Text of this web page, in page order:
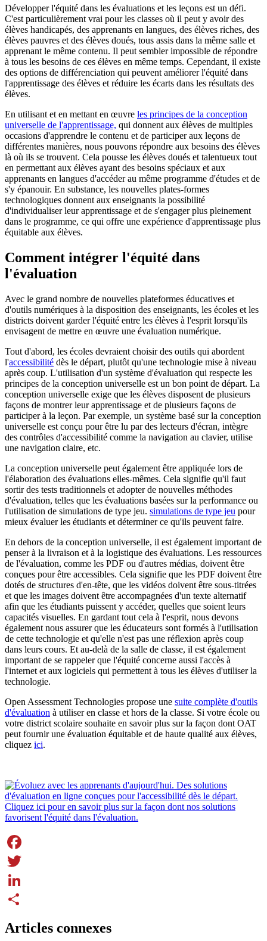
Développer l'équité dans les évaluations et les leçons est un défi.
C'est particulièrement vrai pour les classes où il peut y avoir des
élèves handicapés, des apprenants en langues, des élèves riches, des
élèves pauvres et des élèves doués, tous assis dans la même salle et
apprenant le même contenu. Il peut sembler impossible de répondre
à tous les besoins de ces élèves en même temps. Cependant, il existe
des options de différenciation qui peuvent améliorer l'équité dans
l'apprentissage des élèves et réduire les écarts dans les résultats des
élèves.
En utilisant et en mettant en œuvre les principes de la conception
universelle de l'apprentissage, qui donnent aux élèves de multiples
occasions d'apprendre le contenu et de participer aux leçons de
différentes manières, nous pouvons répondre aux besoins des élèves
là où ils se trouvent. Cela pousse les élèves doués et talentueux tout
en permettant aux élèves ayant des besoins spéciaux et aux
apprenants en langues d'accéder au même programme d'études et de
s'y épanouir. En substance, les nouvelles plates-formes
technologiques donnent aux enseignants la possibilité
d'individualiser leur apprentissage et de s'engager plus pleinement
dans le programme, ce qui offre une expérience d'apprentissage plus
équitable aux élèves.
Comment intégrer l'équité dans
l'évaluation
Avec le grand nombre de nouvelles plateformes éducatives et
d'outils numériques à la disposition des enseignants, les écoles et les
districts doivent garder l'équité entre les élèves à l'esprit lorsqu'ils
envisagent de mettre en œuvre une évaluation numérique.
Tout d'abord, les écoles devraient choisir des outils qui abordent
l'accessibilité dès le départ, plutôt qu'une technologie mise à niveau
après coup. L'utilisation d'un système d'évaluation qui respecte les
principes de la conception universelle est un bon point de départ. La
conception universelle exige que les élèves disposent de plusieurs
façons de montrer leur apprentissage et de plusieurs façons de
participer à la leçon. Par exemple, un système basé sur la conception
universelle est conçu pour être lu par des lecteurs d'écran, intègre
des contrôles d'accessibilité comme la navigation au clavier, utilise
une navigation claire, etc.
La conception universelle peut également être appliquée lors de
l'élaboration des évaluations elles-mêmes. Cela signifie qu'il faut
sortir des tests traditionnels et adopter de nouvelles méthodes
d'évaluation, telles que les évaluations basées sur la performance ou
l'utilisation de simulations de type jeu. simulations de type jeu pour
mieux évaluer les étudiants et déterminer ce qu'ils peuvent faire.
En dehors de la conception universelle, il est également important de
penser à la livraison et à la logistique des évaluations. Les ressources
de l'évaluation, comme les PDF ou d'autres médias, doivent être
conçues pour être accessibles. Cela signifie que les PDF doivent être
dotés de structures d'en-tête, que les vidéos doivent être sous-titrées
et que les images doivent être accompagnées d'un texte alternatif
afin que les étudiants puissent y accéder, quelles que soient leurs
capacités visuelles. En gardant tout cela à l'esprit, nous devons
également nous assurer que les éducateurs sont formés à l'utilisation
de cette technologie et qu'elle n'est pas une réflexion après coup
dans leurs cours. Et au-delà de la salle de classe, il est également
important de se rappeler que l'équité concerne aussi l'accès à
l'internet et aux logiciels qui permettent à tous les élèves d'utiliser la
technologie.
Open Assessment Technologies propose une suite complète d'outils
d'évaluation à utiliser en classe et hors de la classe. Si votre école ou
votre district scolaire souhaite en savoir plus sur la façon dont OAT
peut fournir une évaluation équitable et de haute qualité aux élèves,
cliquez ici.
Facebook
Twitter
LinkedIn
Articles connexes